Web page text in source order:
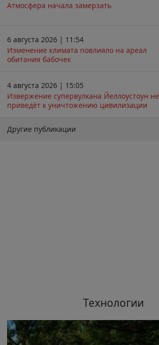
Атмосфера начала замерзать
6 августа 2026 | 11:54
Изменение климата повлияло на ареал
обитания бабочек
4 августа 2026 | 15:05
Извержение супервулкана Йеллоустоун не
приведёт к уничтожению цивилизации
Другие публикации
Технологии